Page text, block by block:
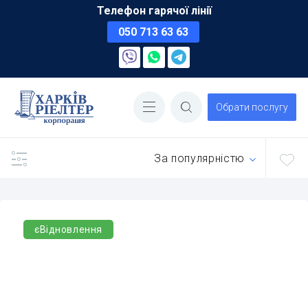
Телефон гарячої лінії
050 713 63 63
Обрати послугу
За популярністю
єВідновлення